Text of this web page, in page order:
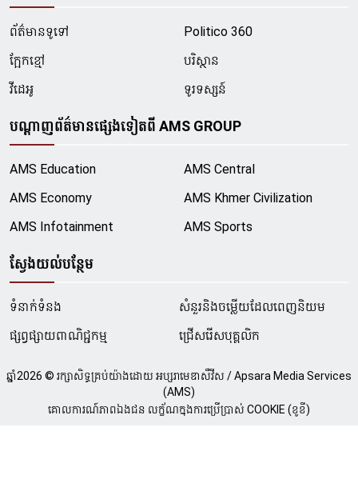
ព័ត៌មានទូទៅ
Politico 360
ក្អែកខ្មៅ
បរិស្ថាន
វីដេអូ
ទូរទស្សន៍
បណ្ដាញព័ត៌មានផ្សេងទៀតពី AMS GROUP
AMS Education
AMS Central
AMS Economy
AMS Khmer Civilization
AMS Infotainment
AMS Sports
ស្វែងយល់បន្ថែម
ទំនាក់ទំនង
សំនួរនិងចម្លើយដែលពេញនិយម
ផ្សព្វផ្សាយពាណិជ្ជកម្ម
ជ្រើសរើសបុគ្គលិក
ឆ្នាំ2026 © រក្សាសិទ្ធគ្រប់យ៉ាងដោយ អប្សរាមេឌាសឺវីស / Apsara Media Services
(AMS)
គោលការណ៍ភាពឯងជន លក្ខ័ណក្នុងការប្រើប្រាស់ COOKIE (ខូខី)